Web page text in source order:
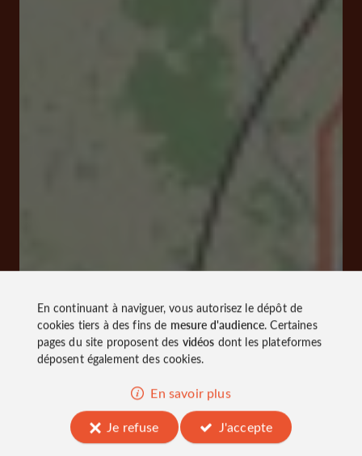
En continuant à naviguer, vous autorisez le dépôt de
cookies tiers à des fins de mesure d'audience. Certaines
pages du site proposent des vidéos dont les plateformes
déposent également des cookies.
En savoir plus
Je refuse
J'accepte